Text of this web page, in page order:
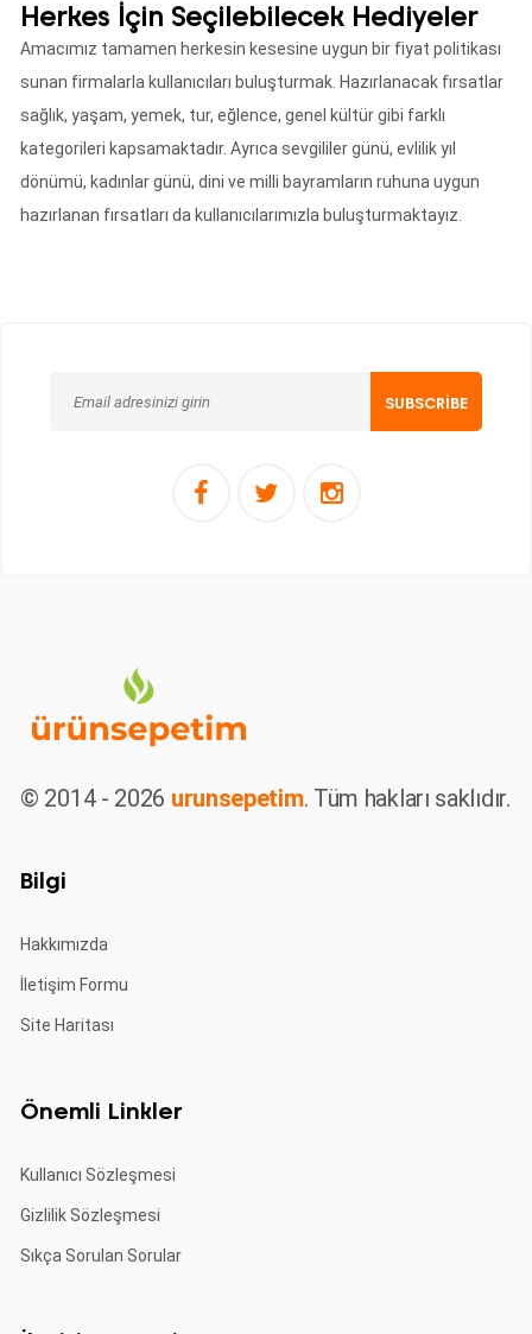
Herkes İçin Seçilebilecek Hediyeler
Amacımız tamamen herkesin kesesine uygun bir fiyat politikası
sunan firmalarla kullanıcıları buluşturmak. Hazırlanacak fırsatlar
sağlık, yaşam, yemek, tur, eğlence, genel kültür gibi farklı
kategorileri kapsamaktadır. Ayrıca sevgililer günü, evlilik yıl
dönümü, kadınlar günü, dini ve milli bayramların ruhuna uygun
hazırlanan fırsatları da kullanıcılarımızla buluşturmaktayız.
© 2014 - 2026 urunsepetim. Tüm hakları saklıdır.
Bilgi
Hakkımızda
İletişim Formu
Site Haritası
Önemli Linkler
Kullanıcı Sözleşmesi
Gizlilik Sözleşmesi
Sıkça Sorulan Sorular